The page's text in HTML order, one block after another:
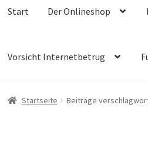
Start Der Onlineshop
Vorsicht Internetbetrug
Startseite Beiträge